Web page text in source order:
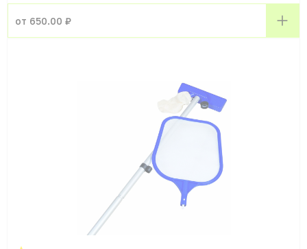
от 650.00 ₽